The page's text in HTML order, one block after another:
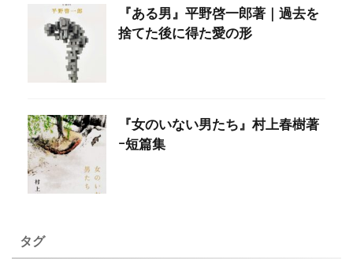
『ある男』平野啓一郎著｜過去を
捨てた後に得た愛の形
『女のいない男たち』村上春樹著
ｰ短篇集
タグ